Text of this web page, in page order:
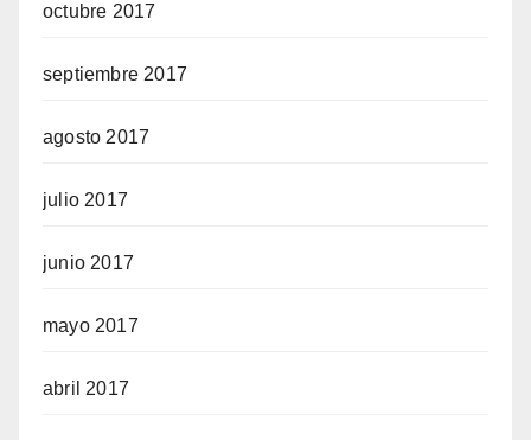
octubre 2017
septiembre 2017
agosto 2017
julio 2017
junio 2017
mayo 2017
abril 2017